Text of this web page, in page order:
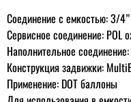
Соединение с емкостью: 3/
Сервисное соединение: POL
Наполнительное
Конструкция задвижки:
Применение: DOT баллоны